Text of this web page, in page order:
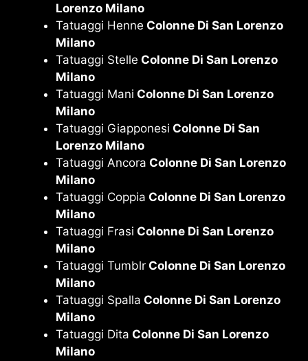
Lorenzo Milano
Tatuaggi Henne Colonne Di San Lorenzo
Milano
Tatuaggi Stelle Colonne Di San Lorenzo
Milano
Tatuaggi Mani Colonne Di San Lorenzo
Milano
Tatuaggi Giapponesi Colonne Di San
Lorenzo Milano
Tatuaggi Ancora Colonne Di San Lorenzo
Milano
Tatuaggi Coppia Colonne Di San Lorenzo
Milano
Tatuaggi Frasi Colonne Di San Lorenzo
Milano
Tatuaggi Tumblr Colonne Di San Lorenzo
Milano
Tatuaggi Spalla Colonne Di San Lorenzo
Milano
Tatuaggi Dita Colonne Di San Lorenzo
Milano